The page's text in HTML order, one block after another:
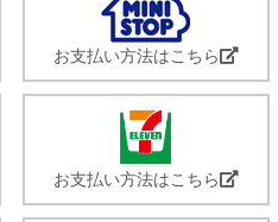
お支払い方法はこちら
お支払い方法はこちら